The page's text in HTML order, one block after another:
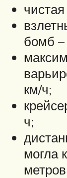
бомб –
км/ч;
ч;
могла